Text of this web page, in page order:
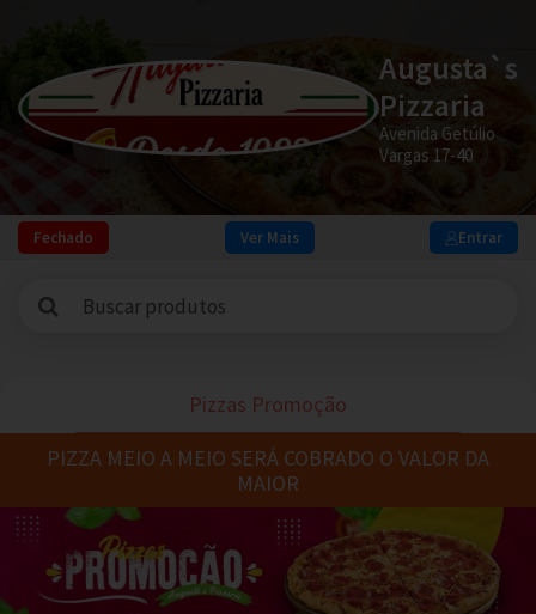
Augusta`s
Pizzaria
Avenida Getúlio
Vargas 17-40
Entrar
Fechado Ver Mais
Pizzas Promoção
PIZZA MEIO A MEIO SERÁ COBRADO O VALOR DA
MAIOR